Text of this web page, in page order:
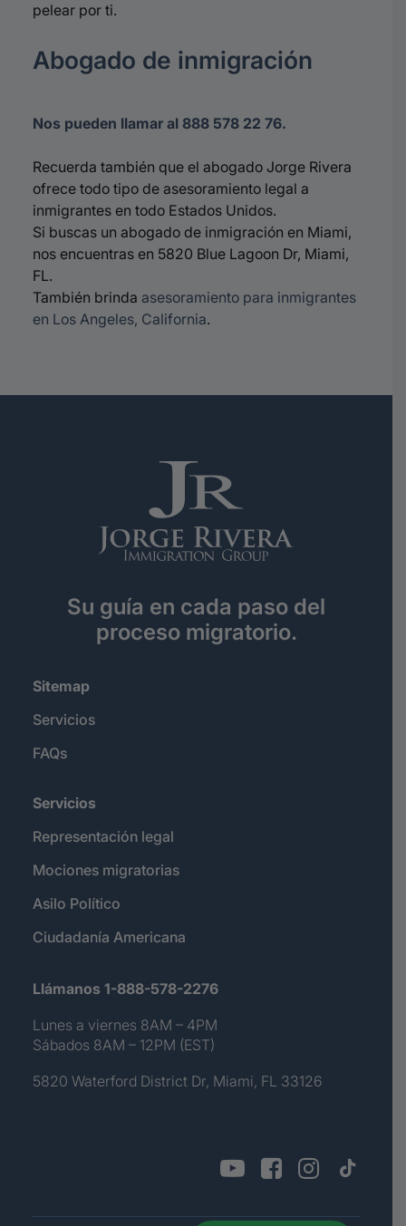
pelear por ti.
Abogado de inmigración
Nos pueden llamar al 888 578 22 76.
Recuerda también que el abogado Jorge Rivera
ofrece todo tipo de asesoramiento legal a
inmigrantes en todo Estados Unidos.
Si buscas un abogado de inmigración en Miami,
nos encuentras en 5820 Blue Lagoon Dr, Miami,
FL.
También brinda asesoramiento para inmigrantes
en Los Angeles, California.
Su guía en cada paso del
proceso migratorio.
Sitemap
Servicios
FAQs
Servicios
Representación legal
Mociones migratorias
Asilo Político
Ciudadanía Americana
Llámanos 1-888-578-2276
Lunes a viernes 8AM – 4PM
Sábados 8AM – 12PM (EST)
5820 Waterford District Dr, Miami, FL 33126